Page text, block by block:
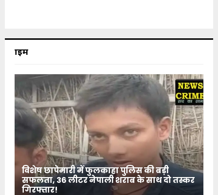
क्राइम
विशेष छापेमारी में फुलकाहा पुलिस की बड़ी
सफलता, 36 लीटर नेपाली शराब के साथ दो तस्कर
गिरफ्तार!